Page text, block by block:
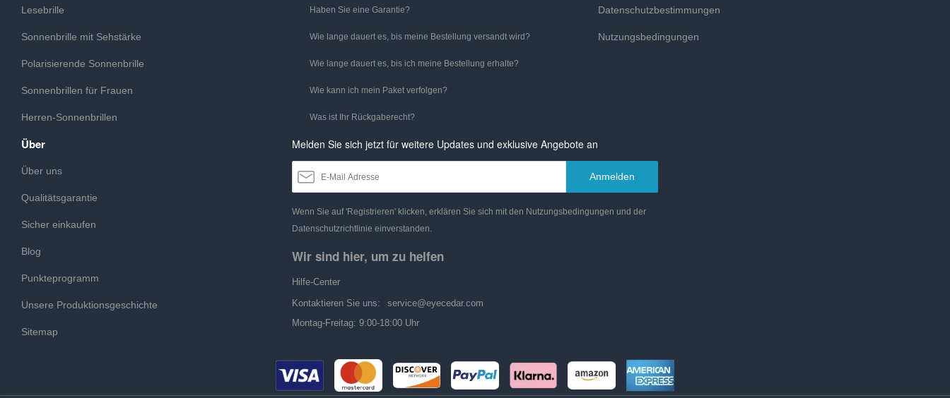
Lesebrille
Sonnenbrille mit Sehstärke
Polarisierende Sonnenbrille
Sonnenbrillen für Frauen
Herren-Sonnenbrillen
Haben Sie eine Garantie?
Wie lange dauert es, bis meine Bestellung versandt wird?
Wie lange dauert es, bis ich meine Bestellung erhalte?
Wie kann ich mein Paket verfolgen?
Was ist Ihr Rückgaberecht?
Datenschutzbestimmungen
Nutzungsbedingungen
Über
Über uns
Qualitätsgarantie
Sicher einkaufen
Blog
Punkteprogramm
Unsere Produktionsgeschichte
Sitemap
Melden Sie sich jetzt für weitere Updates und exklusive Angebote an
Anmelden
Wenn Sie auf 'Registrieren' klicken, erklären Sie sich mit den Nutzungsbedingungen und der
Datenschutzrichtlinie einverstanden.
Wir sind hier, um zu helfen
Hilfe-Center
Kontaktieren Sie uns:
service@eyecedar.com
Montag-Freitag: 9:00-18:00 Uhr